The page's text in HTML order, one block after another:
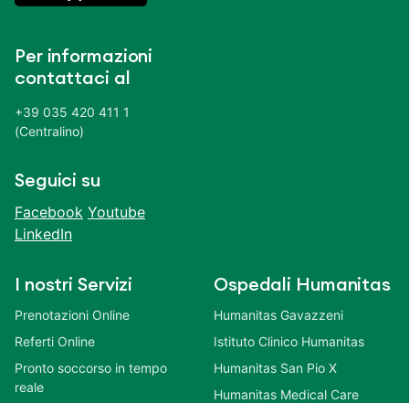
Per informazioni
contattaci al
+39 035 420 411 1
(Centralino)
Seguici su
Facebook Youtube
LinkedIn
I nostri Servizi
Prenotazioni Online
Referti Online
Pronto soccorso in tempo
reale
Ospedali Humanitas
Humanitas Gavazzeni
Istituto Clinico Humanitas
Humanitas San Pio X
Humanitas Medical Care